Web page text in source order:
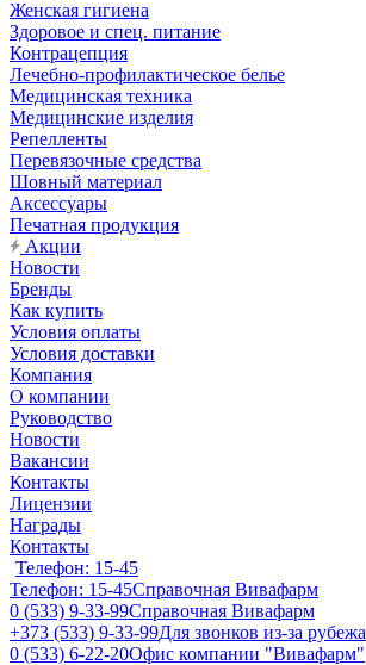
Женская гигиена
Здоровое и спец. питание
Контрацепция
Лечебно-профилактическое белье
Медицинская техника
Медицинские изделия
Репелленты
Перевязочные средства
Шовный материал
Аксессуары
Печатная продукция
Акции
Новости
Бренды
Как купить
Условия оплаты
Условия доставки
Компания
О компании
Руководство
Новости
Вакансии
Контакты
Лицензии
Награды
Контакты
Телефон: 15-45
Телефон: 15-45Справочная Вивафарм
0 (533) 9-33-99Справочная Вивафарм
+373 (533) 9-33-99Для звонков из-за рубежа
0 (533) 6-22-20Офис компании "Вивафарм"